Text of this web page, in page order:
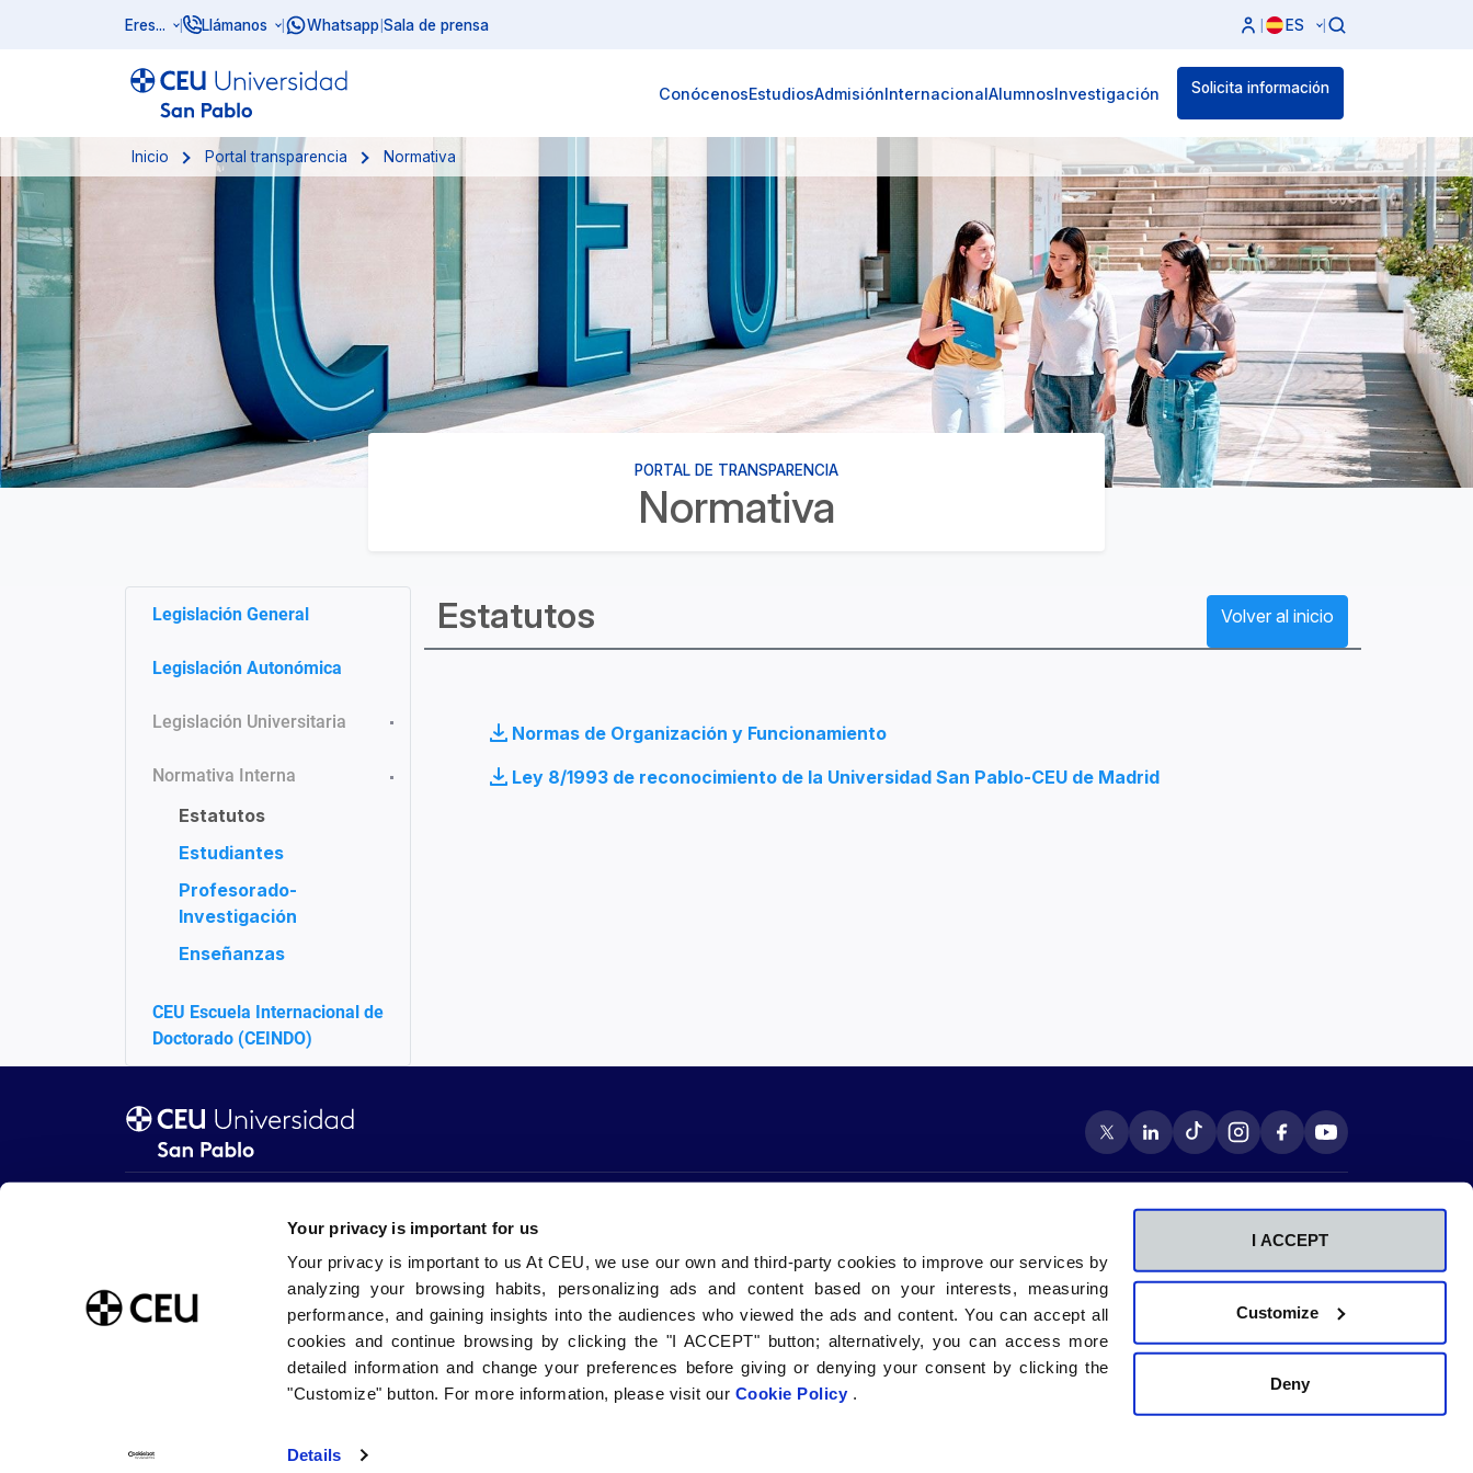
Your privacy is important for us
Your privacy is important to us At CEU, we use our own and third-party cookies to improve our services by
analyzing your browsing habits, personalizing ads and content based on your interests, measuring
performance, and gaining insights into the audiences who viewed the ads and content. You can accept all
cookies and continue browsing by clicking the "I ACCEPT" button; alternatively, you can access more
detailed information and change your preferences before giving or denying your consent by clicking the
"Customize" button. For more information, please visit our Cookie Policy .
Details
I ACCEPT
Customize
Deny
Eres... | Llámanos | Whatsapp Sala de prensa ES |
ConócenosEstudiosAdmisiónInternacionalAlumnosInvestigación Solicita información
Inicio Portal transparencia Normativa
PORTAL DE TRANSPARENCIA
Normativa
Legislación General
Legislación Autonómica
Legislación Universitaria
Normativa Interna
Estatutos
Estudiantes
Profesorado-
Investigación
Enseñanzas
CEU Escuela Internacional de
Doctorado (CEINDO)
Estatutos Volver al inicio
Normas de Organización y Funcionamiento
Ley 8/1993 de reconocimiento de la Universidad San Pablo-CEU de Madrid
Portal de Transparencia
Másteres
Doctorados
Internacional
Facultades
Vida en el Campus
Canal Ético
CEU Sevilla
CEU FP Madrid
RCU María Cristina
CU Beato Luis Belda
Contacto
Aviso legal Política de privacidad Política de cookies